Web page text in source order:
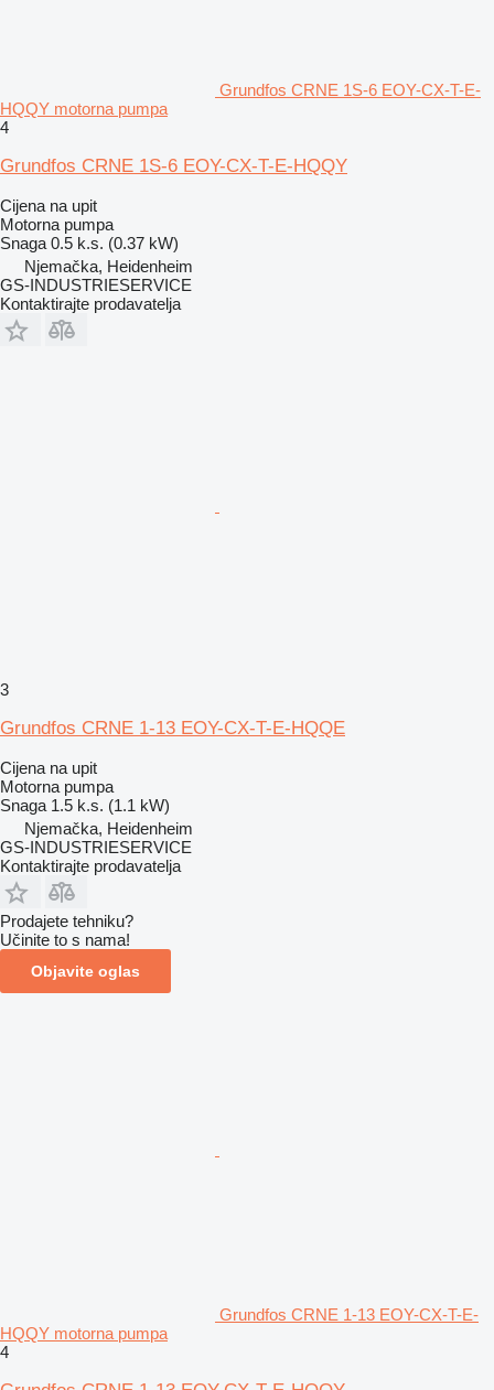
Grundfos CRNE 1S-6 EOY-CX-T-E-
HQQY motorna pumpa
4
Grundfos CRNE 1S-6 EOY-CX-T-E-HQQY
Cijena na upit
Motorna pumpa
Snaga 0.5 k.s. (0.37 kW)
Njemačka, Heidenheim
GS-INDUSTRIESERVICE
Kontaktirajte prodavatelja
3
Grundfos CRNE 1-13 EOY-CX-T-E-HQQE
Cijena na upit
Motorna pumpa
Snaga 1.5 k.s. (1.1 kW)
Njemačka, Heidenheim
GS-INDUSTRIESERVICE
Kontaktirajte prodavatelja
Prodajete tehniku?
Učinite to s nama!
Objavite oglas
Grundfos CRNE 1-13 EOY-CX-T-E-
HQQY motorna pumpa
4